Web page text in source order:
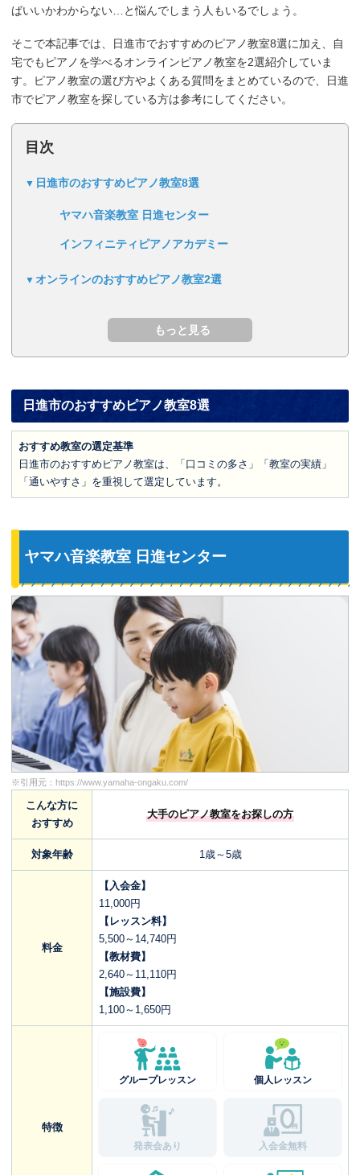
ばいいかわからない…と悩んでしまう人もいるでしょう。
そこで本記事では、日進市でおすすめのピアノ教室8選に加え、自
宅でもピアノを学べるオンラインピアノ教室を2選紹介していま
す。ピアノ教室の選び方やよくある質問をまとめているので、日進
市でピアノ教室を探している方は参考にしてください。
目次
日進市のおすすめピアノ教室8選
ヤマハ音楽教室 日進センター
インフィニティピアノアカデミー
オンラインのおすすめピアノ教室2選
日進市のおすすめピアノ教室8選
おすすめ教室の選定基準
日進市のおすすめピアノ教室は、「口コミの多さ」「教室の実績」
「通いやすさ」を重視して選定しています。
ヤマハ音楽教室 日進センター
※引用元： https://www.yamaha-ongaku.com/
こんな方に
おすすめ
大手のピアノ教室をお探しの方
対象年齢 1歳～5歳
料金
【入会金】
11,000円
【レッスン料】
5,500～14,740円
【教材費】
2,640～11,110円
【施設費】
1,100～1,650円
特徴
グループレッスン 個人レッスン
発表会あり 入会金無料